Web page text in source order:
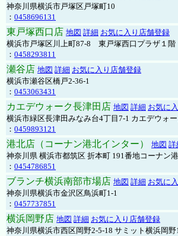
神奈川県横浜市戸塚区戸塚町10
： 0458696131
東戸塚西口店 地図 詳細 お気に入り店舗登録
横浜市戸塚区川上町87-8 東戸塚西口プラザ１階
： 0458293811
瀬谷店 地図 詳細 お気に入り店舗登録
横浜市瀬谷区橋戸2-36-1
： 0453063431
カエデウォーク長津田店 地図 詳細 お気に
横浜市緑区長津田みなみ台4丁目7-1 カエデウォ
： 0459893121
港北店（コーナン港北インター） 地図 詳
神奈川県 横浜市都筑区 折本町 191番地コーナン
： 0454786851
ブランチ横浜南部市場店 地図 詳細 お気に
神奈川県横浜市金沢区鳥浜町1-1
： 0457737851
横浜岡野店 地図 詳細 お気に入り店舗登録
神奈川県横浜市西区岡野2-5-18 サミット横浜岡野